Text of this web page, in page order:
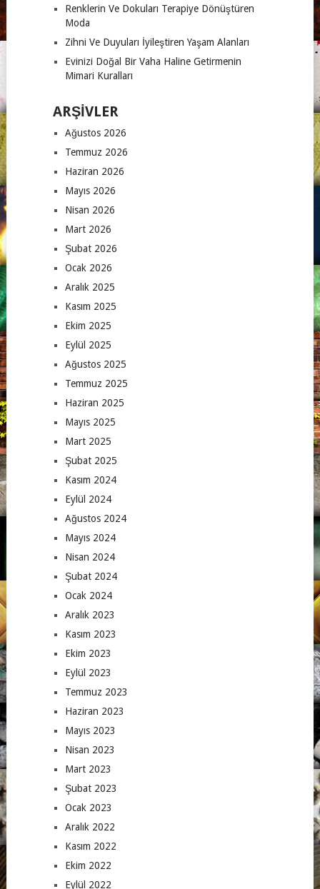
Renklerin Ve Dokuları Terapiye Dönüştüren
Moda
Zihni Ve Duyuları İyileştiren Yaşam Alanları
Evinizi Doğal Bir Vaha Haline Getirmenin
Mimari Kuralları
ARŞIVLER
Ağustos 2026
Temmuz 2026
Haziran 2026
Mayıs 2026
Nisan 2026
Mart 2026
Şubat 2026
Ocak 2026
Aralık 2025
Kasım 2025
Ekim 2025
Eylül 2025
Ağustos 2025
Temmuz 2025
Haziran 2025
Mayıs 2025
Mart 2025
Şubat 2025
Kasım 2024
Eylül 2024
Ağustos 2024
Mayıs 2024
Nisan 2024
Şubat 2024
Ocak 2024
Aralık 2023
Kasım 2023
Ekim 2023
Eylül 2023
Temmuz 2023
Haziran 2023
Mayıs 2023
Nisan 2023
Mart 2023
Şubat 2023
Ocak 2023
Aralık 2022
Kasım 2022
Ekim 2022
Eylül 2022